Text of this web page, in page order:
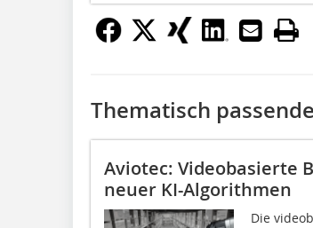
Thematisch
Aviotec: Videobasierte
neuer KI-Algorithmen
Die